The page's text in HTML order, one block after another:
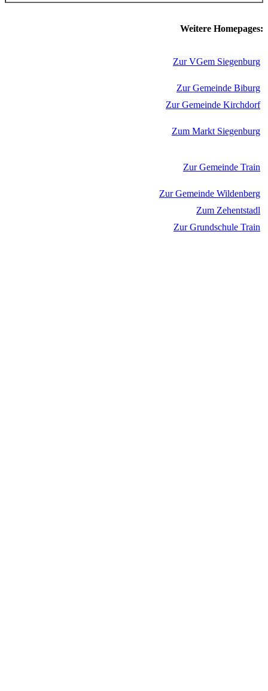
Weitere Homepages:
Zur VGem Siegenburg
Zur Gemeinde Biburg
Zur Gemeinde Kirchdorf
Zum Markt Siegenburg
Zur Gemeinde Train
Zur Gemeinde Wildenberg
Zum Zehentstadl
Zur Grundschule Train